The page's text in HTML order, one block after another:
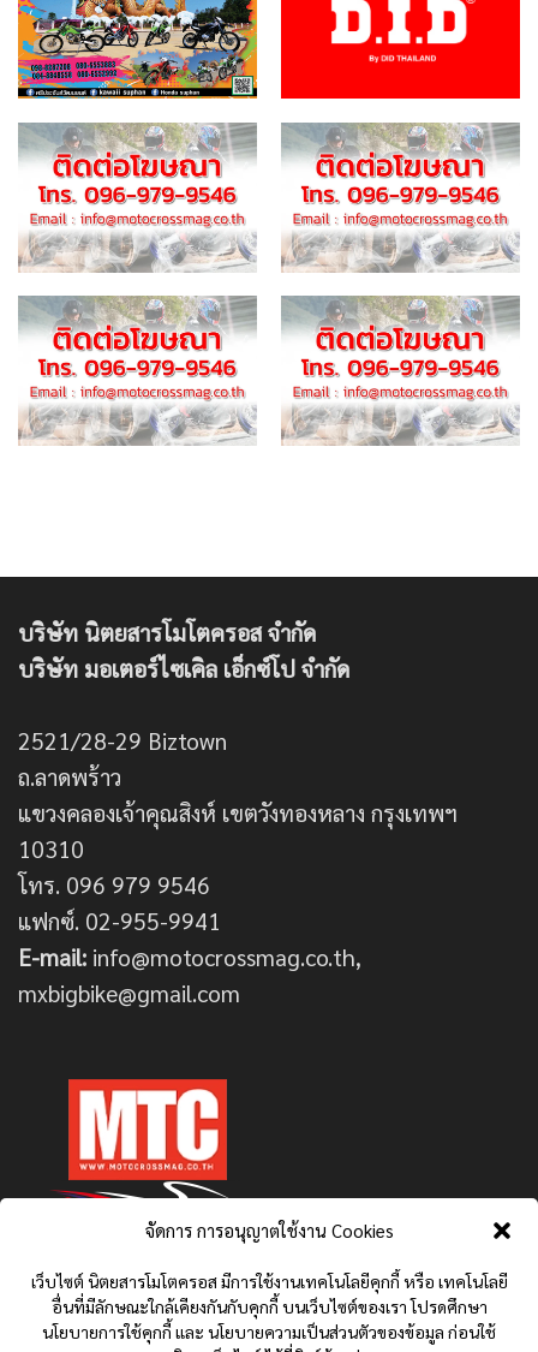
จัดการ การอนุญาตใช้งาน Cookies
เว็บไซต์ นิตยสารโมโตครอส มีการใช้งานเทคโนโลยีคุกกี้ หรือ เทคโนโลยี
อื่นที่มีลักษณะใกล้เคียงกันกับคุกกี้ บนเว็บไซต์ของเรา โปรดศึกษา
นโยบายการใช้คุกกี้ และ นโยบายความเป็นส่วนตัวของข้อมูล ก่อนใช้
บริษัท นิตยสารโมโตครอส จำกัด
บริษัท มอเตอร์ไซเคิล เอ็กซ์โป จำกัด
2521/28-29 Biztown
ถ.ลาดพร้าว
แขวงคลองเจ้าคุณสิงห์ เขตวังทองหลาง กรุงเทพฯ
10310
โทร. 096 979 9546
แฟกซ์. 02-955-9941
E-mail: info@motocrossmag.co.th,
mxbigbike@gmail.com